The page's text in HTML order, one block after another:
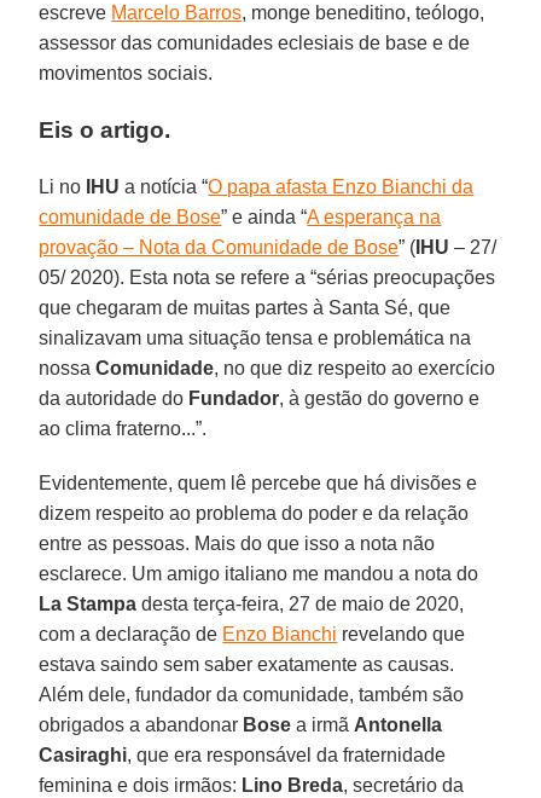
escreve Marcelo Barros, monge beneditino, teólogo,
assessor das comunidades eclesiais de base e de
movimentos sociais.
Eis o artigo.
Li no IHU a notícia “O papa afasta Enzo Bianchi da
comunidade de Bose” e ainda “A esperança na
provação – Nota da Comunidade de Bose” ( IHU – 27/
05/ 2020). Esta nota se refere a “sérias preocupações
que chegaram de muitas partes à Santa Sé, que
sinalizavam uma situação tensa e problemática na
nossaComunidade, no que diz respeito ao exercício
da autoridade do Fundador, à gestão do governo e
ao clima fraterno...”.
Evidentemente, quem lê percebe que há divisões e
dizem respeito ao problema do poder e da relação
entre as pessoas. Mais do que isso a nota não
esclarece. Um amigo italiano me mandou a nota do
La Stampa desta terça-feira, 27 de maio de 2020,
com a declaração de Enzo Bianchi revelando que
estava saindo sem saber exatamente as causas.
Além dele, fundador da comunidade, também são
obrigados a abandonar Bose a irmã Antonella
Casiraghi, que era responsável da fraternidade
feminina e dois irmãos: Lino Breda, secretário da